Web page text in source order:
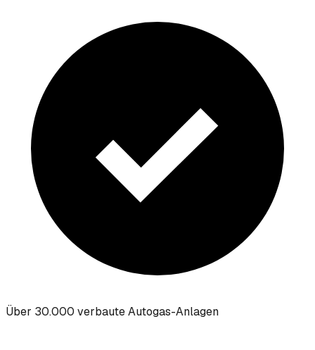
Über 30.000 verbaute Autogas-Anlagen